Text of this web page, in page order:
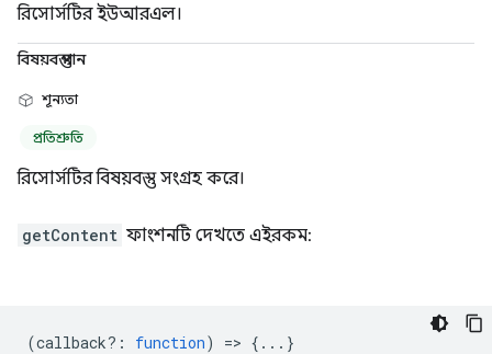
রিসোর্সটির ইউআরএল।
বিষয়বস্তু পান
শূন্যতা
প্রতিশ্রুতি
রিসোর্সটির বিষয়বস্তু সংগ্রহ করে।
getContent ফাংশনটি দেখতে এইরকম:
(callback? : function) => {...}